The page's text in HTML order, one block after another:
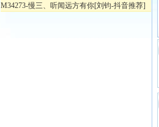
M34273-慢三、听闻远方有你[刘钧-抖音推荐]